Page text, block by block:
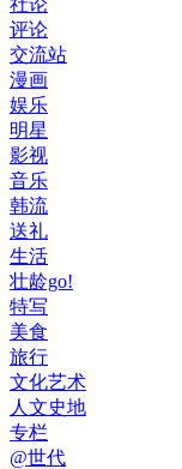
社论
评论
交流站
漫画
娱乐
明星
影视
音乐
韩流
送礼
生活
壮龄go!
特写
美食
旅行
文化艺术
人文史地
专栏
@世代